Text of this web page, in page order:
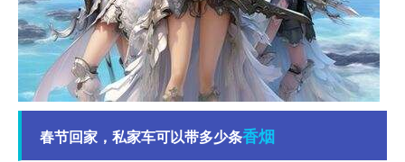
春节回家，私家车可以带多少条香烟